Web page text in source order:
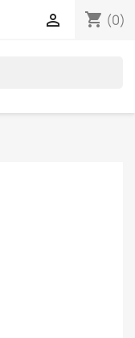
shopping_cart (0)
